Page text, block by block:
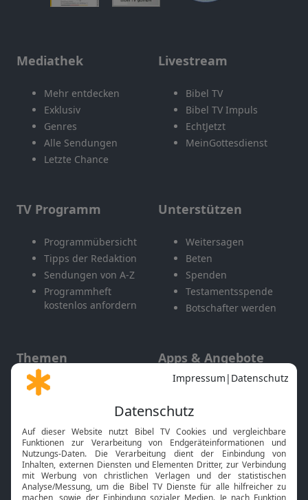
Mediathek
Mehr entdecken
Exklusiv
Genres
Alle Sendungen
Letzte Chance
Livestream
Bibel TV
Bibel TV Impuls
EchtJetzt
MeinGottesdienst
TV Programm
Programmübersicht
Tipps der Redaktion
Sendungen von A-Z
Programmheft
kostenlos anfordern
Unterstützen
Weitersagen
Beten
Spenden
Testamentsspende
Botschafter werden
Themen
Gott und Bibel erklärt
Neuigkeiten
Apps & Angebote
Mobile App
Smart TV
HbbTV
Bibelthek Online-Bibel
Nächster Gottesdienst